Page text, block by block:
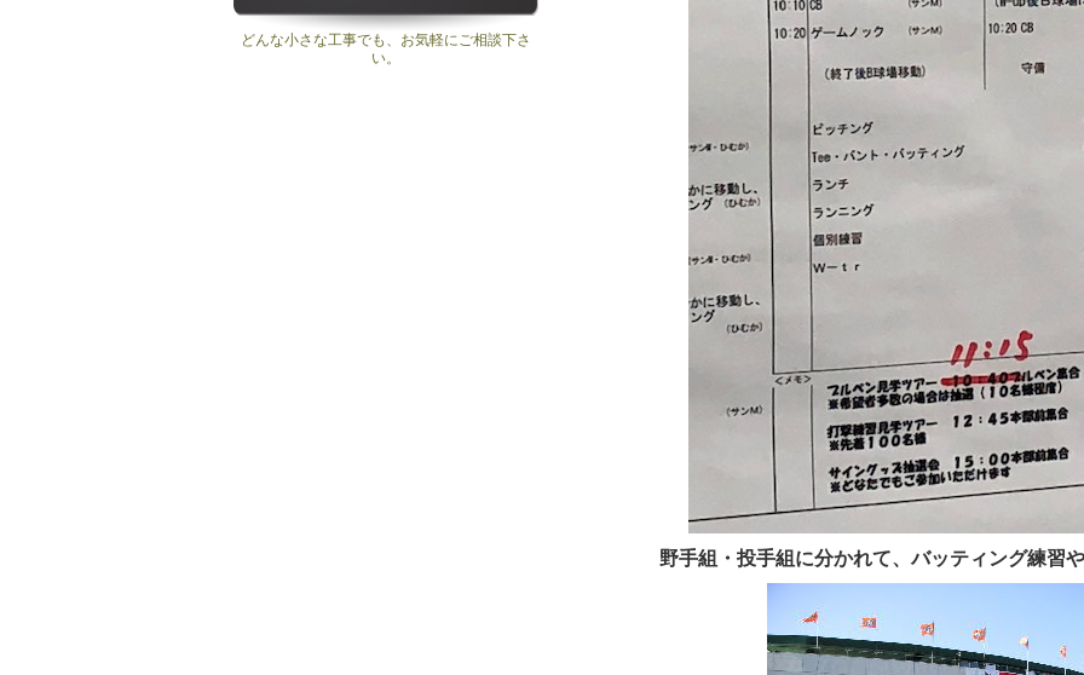
野手組・投手組に分かれて、バッティング練習
どんな小さな工事でも、お気軽にご相談下さ
い。